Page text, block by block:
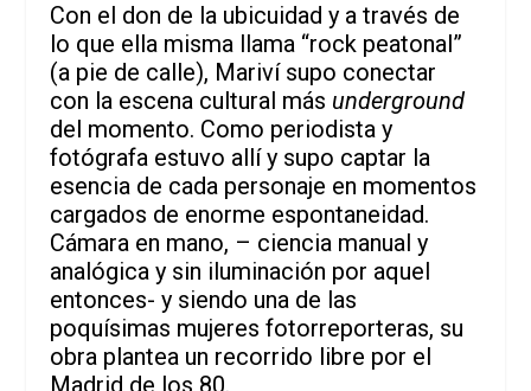
Con el don de la ubicuidad y a través de
lo que ella misma llama “rock peatonal”
(a pie de calle), Mariví supo conectar
con la escena cultural más underground
del momento. Como periodista y
fotógrafa estuvo allí y supo captar la
esencia de cada personaje en momentos
cargados de enorme espontaneidad.
Cámara en mano, – ciencia manual y
analógica y sin iluminación por aquel
entonces- y siendo una de las
poquísimas mujeres fotorreporteras, su
obra plantea un recorrido libre por el